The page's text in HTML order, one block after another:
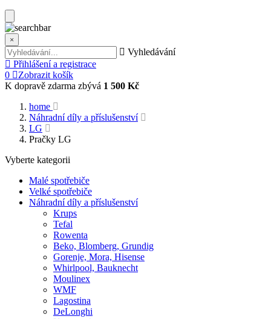
×
Vyhledávání
Přihlášení a registrace
0
Zobrazit košík
K dopravě zdarma zbývá 1 500 Kč
home
Náhradní díly a příslušenství
LG
Pračky LG
Vyberte kategorii
Malé spotřebiče
Velké spotřebiče
Náhradní díly a příslušenství
Krups
Tefal
Rowenta
Beko, Blomberg, Grundig
Gorenje, Mora, Hisense
Whirlpool, Bauknecht
Moulinex
WMF
Lagostina
DeLonghi